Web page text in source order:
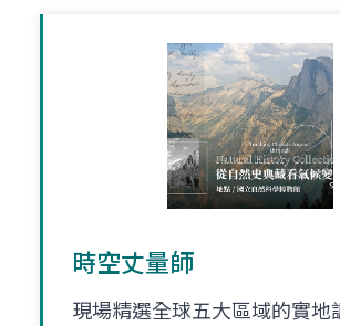
時空丈量師
現場精選全球五大區域的實地